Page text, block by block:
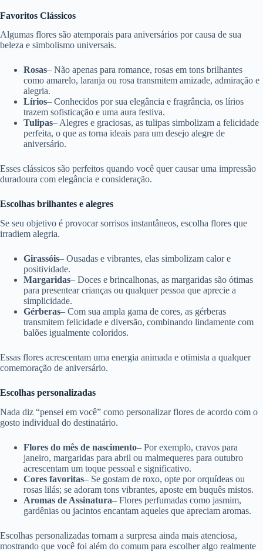
Favoritos Clássicos
Algumas flores são atemporais para aniversários por causa de sua
beleza e simbolismo universais.
Rosas– Não apenas para romance, rosas em tons brilhantes
como amarelo, laranja ou rosa transmitem amizade, admiração e
alegria.
Lírios– Conhecidos por sua elegância e fragrância, os lírios
trazem sofisticação e uma aura festiva.
Tulipas– Alegres e graciosas, as tulipas simbolizam a felicidade
perfeita, o que as torna ideais para um desejo alegre de
aniversário.
Esses clássicos são perfeitos quando você quer causar uma impressão
duradoura com elegância e consideração.
Escolhas brilhantes e alegres
Se seu objetivo é provocar sorrisos instantâneos, escolha flores que
irradiem alegria.
Girassóis– Ousadas e vibrantes, elas simbolizam calor e
positividade.
Margaridas– Doces e brincalhonas, as margaridas são ótimas
para presentear crianças ou qualquer pessoa que aprecie a
simplicidade.
Gérberas– Com sua ampla gama de cores, as gérberas
transmitem felicidade e diversão, combinando lindamente com
balões igualmente coloridos.
Essas flores acrescentam uma energia animada e otimista a qualquer
comemoração de aniversário.
Escolhas personalizadas
Nada diz “pensei em você” como personalizar flores de acordo com o
gosto individual do destinatário.
Flores do mês de nascimento– Por exemplo, cravos para
janeiro, margaridas para abril ou malmequeres para outubro
acrescentam um toque pessoal e significativo.
Cores favoritas– Se gostam de roxo, opte por orquídeas ou
rosas lilás; se adoram tons vibrantes, aposte em buquês mistos.
Aromas de Assinatura– Flores perfumadas como jasmim,
gardênias ou jacintos encantam aqueles que apreciam aromas.
Escolhas personalizadas tornam a surpresa ainda mais atenciosa,
mostrando que você foi além do comum para escolher algo realmente